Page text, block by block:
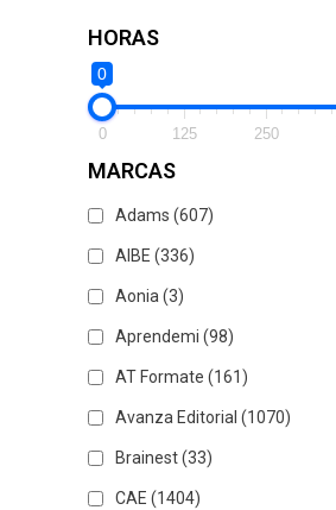
HORAS
0
0 125 250
MARCAS
Adams (607)
AIBE (336)
Aonia (3)
Aprendemi (98)
AT Formate (161)
Avanza Editorial (1070)
Brainest(33)
CAE (1404)